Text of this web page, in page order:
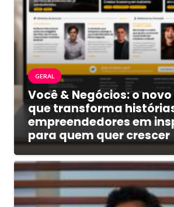
GERAL
Você & Negócios: o
que transforma
empreendedores em
para quem quer crescer